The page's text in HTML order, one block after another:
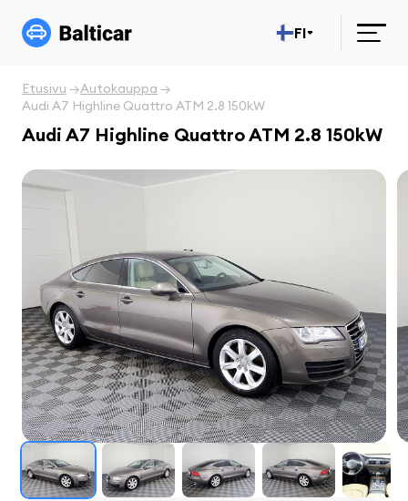
FI
Etusivu
Autokauppa
Audi A7 Highline Quattro ATM 2.8 150kW
Audi A7 Highline Quattro ATM 2.8 150kW